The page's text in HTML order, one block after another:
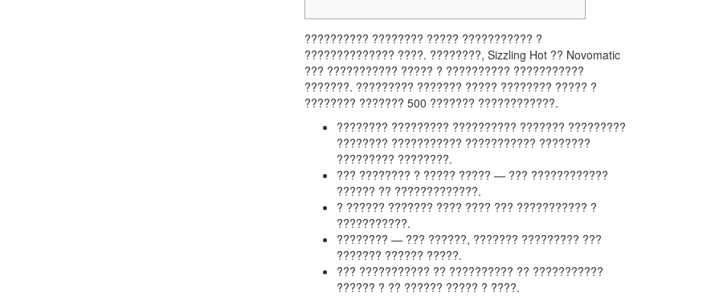
?????????? ???????? ????? ??????????? ?
?????????????? ????. ????????, Sizzling Hot ?? Novomatic
??? ??????????? ????? ? ?????????? ???????????
???????. ????????? ??????? ????? ???????? ????? ?
???????? ??????? 500 ??????? ????????????.
???????? ????????? ?????????? ??????? ?????????
???????? ??????????? ??????????? ????????
????????? ????????.
??? ???????? ? ????? ????? — ??? ????????????
?????? ?? ?????????????.
? ?????? ??????? ???? ???? ??? ??????????? ?
???????????.
???????? — ??? ??????, ??????? ????????? ???
??????? ?????? ?????.
??? ??????????? ?? ?????????? ?? ???????????
?????? ? ?? ?????? ????? ? ????.